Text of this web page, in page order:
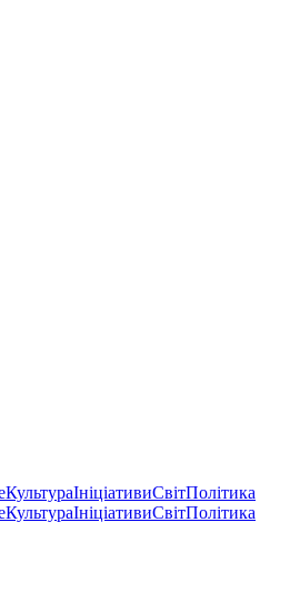
КультураІніціативиСвітПолітика
КультураІніціативиСвітПолітика